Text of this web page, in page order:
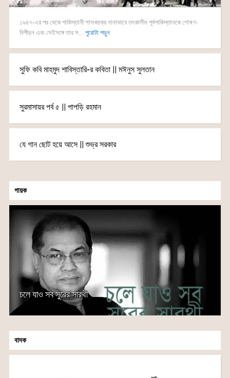
১৯৪৭-এর পর থেকে পাকিস্তানী শাসকচক্র নানাভাবে তৎকালীন পূর্বপাকিস্তানকে শোষণ-
নিপীড়ন এবং সেইসঙ্গে তার স... পুরোটা পড়ুন
সুফি কবি মাহমুদ শাবিস্তারি-র কবিতা || মঈনুস সুলতান
সুরমাসায়র পর্ব ৫ || পাপড়ি রহমান
যে গান ছোট হয়ে আসে || শুভ্র সরকার
গায়ক
চলে যাও সব সুরের সারথী
বাদক